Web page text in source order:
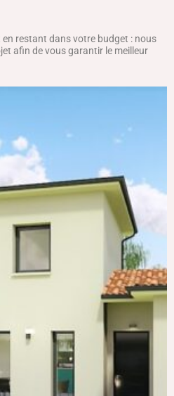
en restant dans votre budget : nous
afin de vous garantir le meilleur